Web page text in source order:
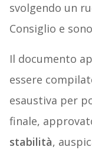
svolgendo un
Consiglio e
Il documento
essere
esaustiva per
finale,
stabilità,